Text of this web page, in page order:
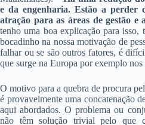
e da engenharia. Estão a perder
atração para as áreas de gestão e
tenho uma boa explicação para isso,
bocadinho na nossa motivação de
falhar ou se são outros fatores, é
que surge na Europa por exemplo
O motivo para a quebra de procura
é provavelmente uma concatenação
aqui abordados. O problema ou
não têm solução trivial pelo que